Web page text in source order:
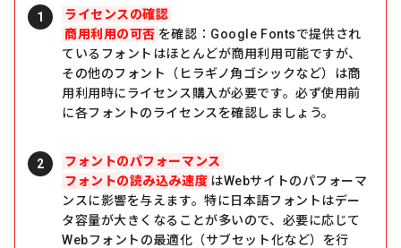
ライセンスの確認
商用利用の可否 を確認：Google Fontsで提供され
ているフォントはほとんどが商用利用可能ですが、
その他のフォント（ヒラギノ角ゴシックなど）は商
用利用時にライセンス購入が必要です。必ず使用前
に各フォントのライセンスを確認しましょう。
フォントのパフォーマンス
フォントの読み込み速度 はWebサイトのパフォーマ
ンスに影響を与えます。特に日本語フォントはデー
タ容量が大きくなることが多いので、必要に応じて
Webフォントの最適化（サブセット化など）を行